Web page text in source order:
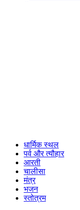
धार्मिक स्थल
पर्व और त्यौहार
आरती
चालीसा
मंत्र
भजन
स्तोत्रम